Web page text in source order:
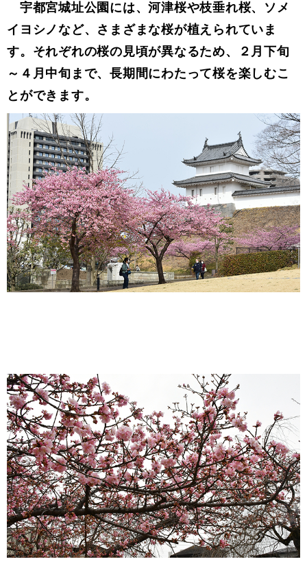
宇都宮城址公園には、河津桜や枝垂れ桜、ソメ
イヨシノなど、さまざまな桜が植えられていま
す。それぞれの桜の見頃が異なるため、２月下旬
～４月中旬まで、長期間にわたって桜を楽しむこ
とができます。